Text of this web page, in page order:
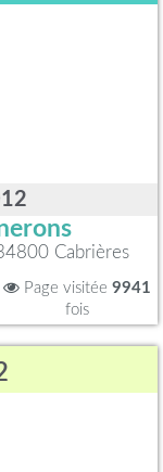
Cabrières
Page visitée 9941
fois